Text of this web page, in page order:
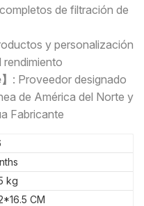
de filtración de
y personalización
: Proveedor designado
de América del Norte y
Fabricante
kg
CM